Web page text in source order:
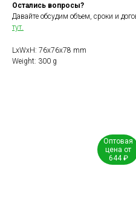
Остались вопросы?
Давайте обсудим объем, сроки и
тут.
LxWxH: 76x76x78 mm
Weight: 300 g
Оптовая
цена от
644 ₽